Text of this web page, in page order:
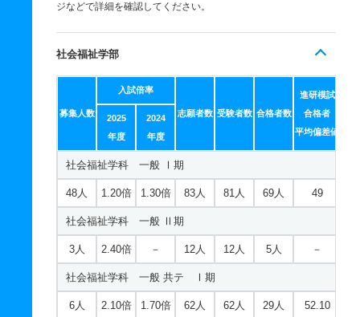
ジなどで詳細を確認してください。
社会福祉学部
募集人数
入試倍率
志願者数 受験者数 合格者数
進研模試
合格者
平均偏差値
2025
年度
2024
年度
社会福祉学科 一般 Ⅰ期
48人 1.20倍 1.30倍 83人 81人 69人 49
社会福祉学科 一般 Ⅱ期
3人 2.40倍 － 12人 12人 5人 －
社会福祉学科 一般 共テ Ⅰ期
6人 2.10倍 1.70倍 62人 62人 29人 52.10